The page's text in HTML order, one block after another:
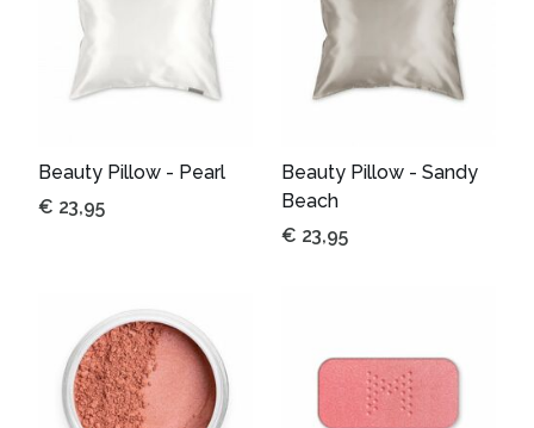
Beauty Pillow - Pearl
€ 23,95
Beauty Pillow - Sandy
Beach
€ 23,95